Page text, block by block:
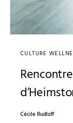
CULTURE
Cécile Rudloff